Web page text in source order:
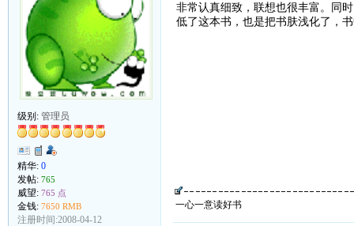
级别: 管理员
精华: 0
发帖: 765
威望: 765 点
金钱: 7650 RMB
注册时间:2008-04-12
非常认真细致，联想也很丰富。同
低了这本书，也是把书肤浅化了，
一心一意读好书